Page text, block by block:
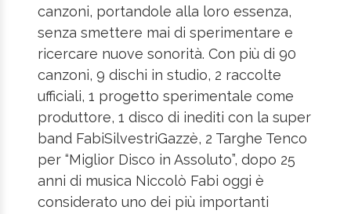
canzoni, portandole alla loro essenza,
senza smettere mai di sperimentare e
ricercare nuove sonorità. Con più di 90
canzoni, 9 dischi in studio, 2 raccolte
ufficiali, 1 progetto sperimentale come
produttore, 1 disco di inediti con la super
band FabiSilvestriGazzè, 2 Targhe Tenco
per “Miglior Disco in Assoluto”, dopo 25
anni di musica Niccolò Fabi oggi è
considerato uno dei più importanti